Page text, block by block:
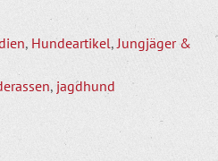
, Hundeartikel,Jungjäger &
, jagdhund